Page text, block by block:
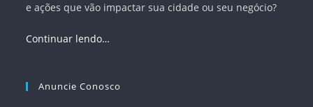
e ações que vão impactar sua cidade ou seu negócio?
Continuar lendo…
Anuncie Conosco